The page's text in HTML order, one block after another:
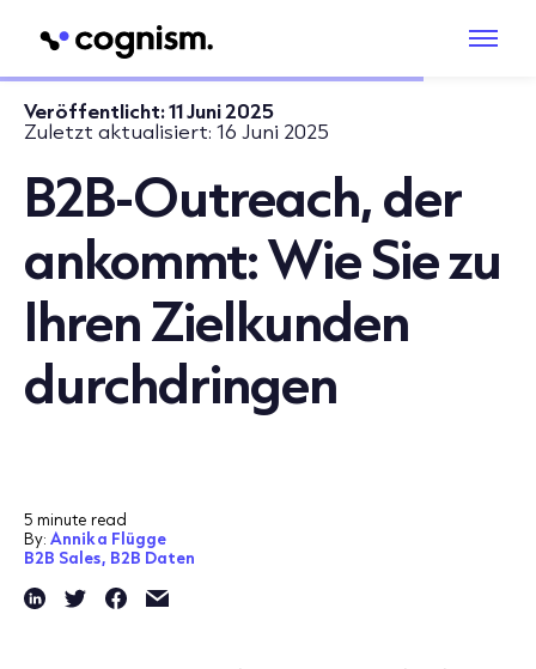
Veröffentlicht:11 Juni 2025
Zuletzt aktualisiert: 16 Juni 2025
B2B-Outreach, der
ankommt: Wie Sie zu
Ihren Zielkunden
durchdringen
5 minute read
By:Annika Flügge
B2B Sales, B2B Daten